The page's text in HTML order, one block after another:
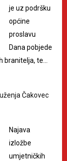
je uz podršku
općine
proslavu
Dana pobjede
branitelja, te…
Čakovec
Najava
izložbe
umjetničkih